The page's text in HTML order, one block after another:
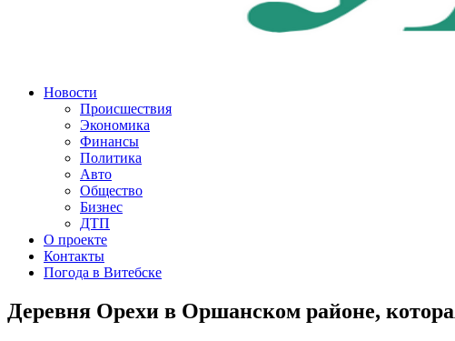
Новости
Происшествия
Экономика
Финансы
Политика
Авто
Общество
Бизнес
ДТП
О проекте
Контакты
Погода в Витебске
Деревня Орехи в Оршанском районе,